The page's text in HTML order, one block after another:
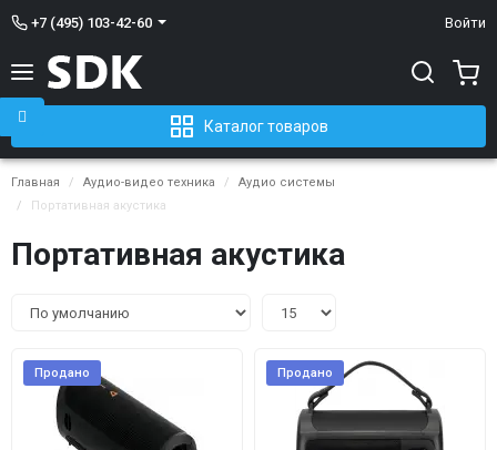
+7 (495) 103-42-60 Войти
Каталог товаров
Главная Аудио-видео техника
Аудио системы
Портативная акустика
Портативная акустика
Продано Продано